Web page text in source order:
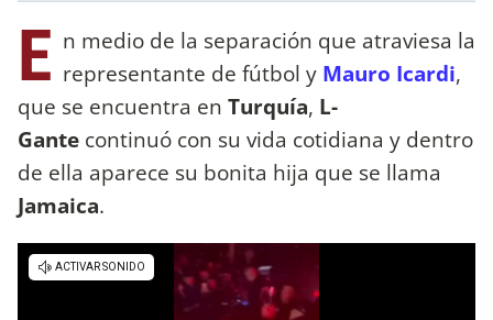
E n medio de la separación que atraviesa la
representante de fútbol y Mauro Icardi,
que se encuentra en Turquía, L-
Gante continuó con su vida cotidiana y dentro
de ella aparece su bonita hija que se llama
Jamaica.